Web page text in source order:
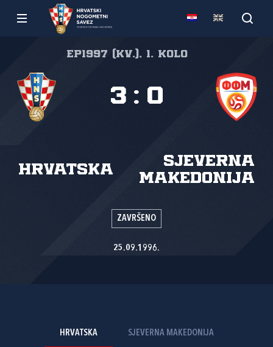
EP1997 (kv.), 1. kolo
Hrvatska
Sjeverna
Makedonija
3 : 0
ZAVRŠENO
25.09.1996.
HRVATSKA SJEVERNA MAKEDONIJA